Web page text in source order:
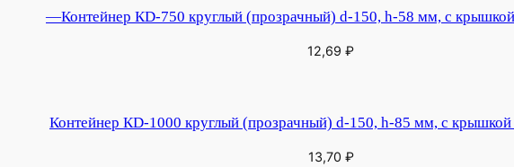
—Контейнер КD-750 круглый (прозрачный) d-150, h-58 мм, с
12,69 ₽
Контейнер КD-1000 круглый (прозрачный) d-150, h-85 мм, с
13,70 ₽